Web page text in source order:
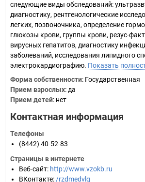
следующие виды обследований:
диагностику, рентгенологические
легких, позвоночника, определение
глюкозы крови, группы крови, резус-
вирусных гепатитов, диагностику
заболеваний, исследования липидного
электрокардиографию. Показать
Форма собственности: Государственная
Прием взрослых: да
Прием детей: нет
Контактная информация
Телефоны
(8442) 40-52-83
Страницы в интернете
Веб-сайт: http://www.vzokb.ru
ВКонтакте: /rzdmedvlg